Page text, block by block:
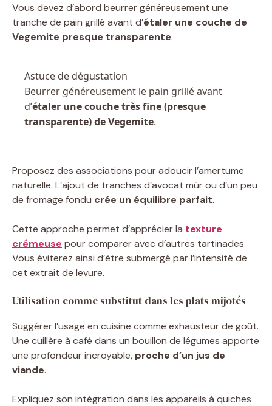
Vous devez d’abord beurrer généreusement une
tranche de pain grillé avant d’étaler une couche de
Vegemite presque transparente.
Astuce de dégustation
Beurrer généreusement le pain grillé avant
d’étaler une couche très fine (presque
transparente) de Vegemite.
Proposez des associations pour adoucir l’amertume
naturelle. L’ajout de tranches d’avocat mûr ou d’un peu
de fromage fondu crée un équilibre parfait.
Cette approche permet d’apprécier la texture
crémeuse pour comparer avec d’autres tartinades.
Vous éviterez ainsi d’être submergé par l’intensité de
cet extrait de levure.
Utilisation comme substitut dans les plats mijotés
Suggérer l’usage en cuisine comme exhausteur de goût.
Une cuillère à café dans un bouillon de légumes apporte
une profondeur incroyable, proche d’un jus de
viande.
Expliquez son intégration dans les appareils à quiches